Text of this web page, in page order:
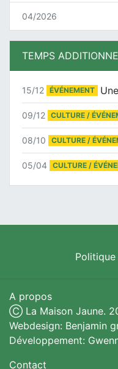
04/2026
TEMPS
15/12 ÉVÉNEMENT
09/12 CULTURE /
08/10 CULTURE /
05/04 CULTURE /
A propos
Ⓒ La Maison Jaune.
Webdesign: Benjamin
Développement:
Contact